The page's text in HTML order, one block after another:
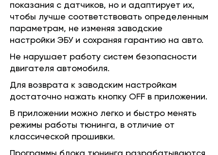
показания с датчиков, но и адаптирует их,
чтобы лучше соответствовать определенным
параметрам, не изменяя заводские
настройки ЭБУ и сохраняя гарантию на авто.
Не нарушает работу систем безопасности
двигателя автомобиля.
Для возврата к заводским настройкам
достаточно нажать кнопку OFF в приложении.
В приложении можно легко и быстро менять
режимы работы тюнинга, в отличие от
классической прошивки.